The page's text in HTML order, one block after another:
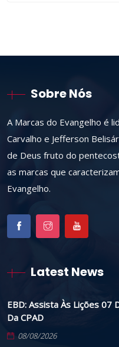
Sobre Nós
A Marcas do Evangelho é
Carvalho e Jefferson
de Deus fruto do
as marcas que
Evangelho.
Latest News
EBD: Assista Às Lições
Da CPAD
08/08/2026